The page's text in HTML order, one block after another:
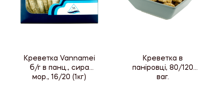
Креветка Vannamei
б/г в панц., сира
мор., 16/20 (1кг)
Креветка в
паніровці, 80/120
ваг.